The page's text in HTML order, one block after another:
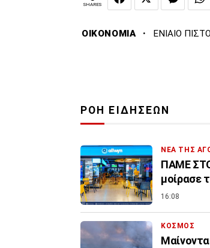
SHARES
ΟΙΚΟΝΟΜΙΑ · ΕΝΙΑΙΟ
ΡΟΗ ΕΙΔΗΣΕΩΝ
ΝΕΑ ΤΗΣ
ΠΑΜΕ
μοίρασε
16:08
ΚΟΣΜΟΣ